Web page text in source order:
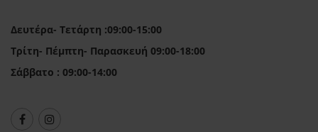
Δευτέρα- Τετάρτη :09:00-15:00
Τρίτη- Πέμπτη- Παρασκευή 09:00-18:00
Σάββατο : 09:00-14:00